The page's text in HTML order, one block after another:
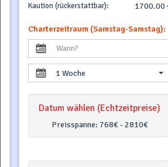
Kaution (rückerstattbar): 1700.00
Charterzeitraum (Samstag-Samstag):
1 Woche
Datum wählen (Echtzeitpreise)
Preisspanne: 768€ - 2810€